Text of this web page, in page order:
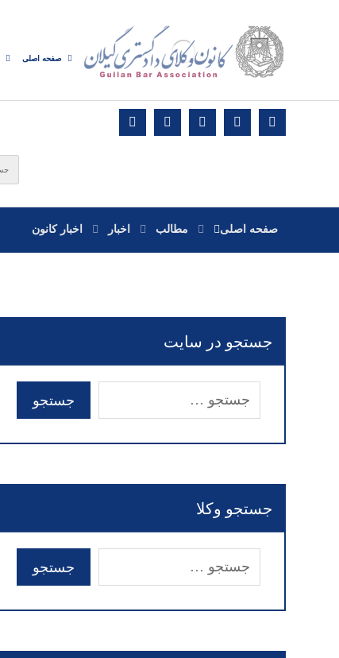
صفحه اصلی
صفحه اصلی مطالب اخبار اخبار کانون
جستجو در سایت
جستجو وکلا